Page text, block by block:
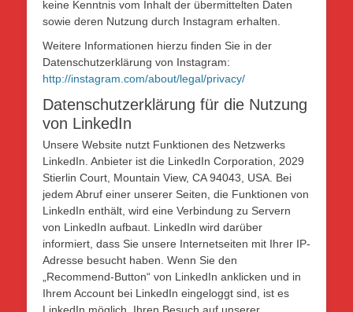
keine Kenntnis vom Inhalt der übermittelten Daten
sowie deren Nutzung durch Instagram erhalten.
Weitere Informationen hierzu finden Sie in der
Datenschutzerklärung von Instagram:
http://instagram.com/about/legal/privacy/
Datenschutzerklärung für die Nutzung
von LinkedIn
Unsere Website nutzt Funktionen des Netzwerks
LinkedIn. Anbieter ist die LinkedIn Corporation, 2029
Stierlin Court, Mountain View, CA 94043, USA. Bei
jedem Abruf einer unserer Seiten, die Funktionen von
LinkedIn enthält, wird eine Verbindung zu Servern
von LinkedIn aufbaut. LinkedIn wird darüber
informiert, dass Sie unsere Internetseiten mit Ihrer IP-
Adresse besucht haben. Wenn Sie den
„Recommend-Button“ von LinkedIn anklicken und in
Ihrem Account bei LinkedIn eingeloggt sind, ist es